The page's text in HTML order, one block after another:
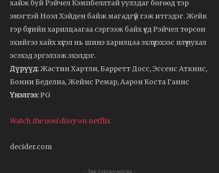
хайж буй Рэйчел Кэмпбеллтай уулздаг бөгөөд тэр
эмэгтэй Ноэл Хэйден байж магадгүй гэж итгэдэг. Жейк
гэр бүлийн харилцаагаа сэргээж байх үед Рэйчел төрсөн
эхийгээ хайх хүсэл нь шинэ харилцаа эхлүүлэхээс илүү чухал
эсэхэд эргэлзэж эхэлдэг.
Дүрүүд:Жастин Хартли, Барретт Досс, Эссенс Аткинс,
Бонни Беделиа, Жеймс Ремар, Аарон Коста Ганис
Үнэлгээ: PG
Watch the noel diaryon netflix
decider.com
- Зар сурталчилгаа -